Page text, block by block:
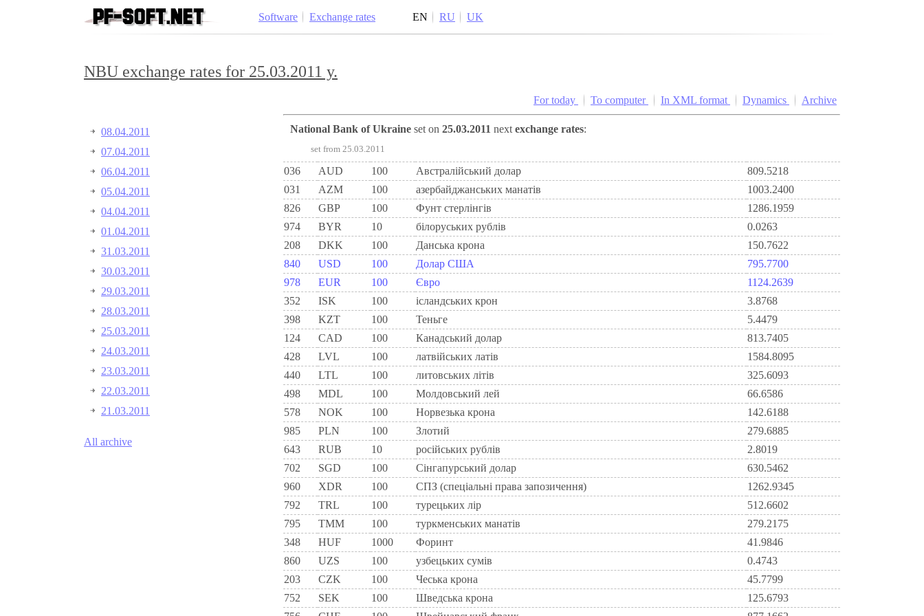
Software Exchange rates EN RU UK
NBU exchange rates for 25.03.2011 y.
08.04.2011
07.04.2011
06.04.2011
05.04.2011
04.04.2011
01.04.2011
31.03.2011
30.03.2011
29.03.2011
28.03.2011
25.03.2011
24.03.2011
23.03.2011
22.03.2011
21.03.2011
All archive
For today To computer In XML format Dynamics Archive
National Bank of Ukraine set on 25.03.2011 next exchange rates:
set from 25.03.2011
036 AUD 100 Австралійський долар
809.5218
031
AZM 100 азербайджанських манатів
1003.2400
826
GBP 100 Фунт стерлінгів
1286.1959
974
BYR 10 білоруських рублів
0.0263
208
DKK 100 Данська крона
150.7622
840
USD 100 Долар США
795.7700
978
EUR 100 Євро
1124.2639
352
ISK 100 ісландських крон
3.8768
398
KZT 100 Теньге
5.4479
124
CAD 100 Канадський долар
813.7405
428
LVL 100 латвійських латів
1584.8095
440
LTL 100 литовських літів
325.6093
498
MDL 100 Молдовський лей
66.6586
578
NOK 100 Норвезька крона
142.6188
985
PLN 100 Злотий
279.6885
643
RUB 10 російських рублів
2.8019
702
SGD 100 Сінгапурський долар
630.5462
960
XDR 100 СПЗ (спеціальні права запозичення)
1262.9345
792
TRL 100 турецьких лір
512.6602
795
TMM 100 туркменських манатів
279.2175
348
HUF 1000 Форинт
41.9846
860
UZS 100 узбецьких сумів
0.4743
203
CZK 100 Чеська крона
45.7799
752
SEK 100 Шведська крона
125.6793